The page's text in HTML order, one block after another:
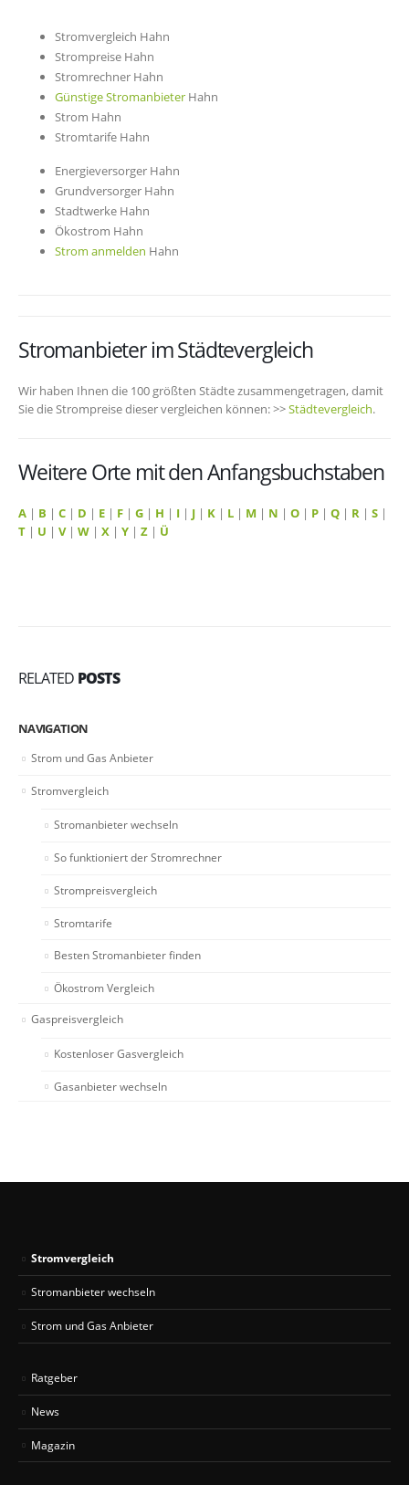
Stromvergleich Hahn
Strompreise Hahn
Stromrechner Hahn
Günstige Stromanbieter Hahn
Strom Hahn
Stromtarife Hahn
Energieversorger Hahn
Grundversorger Hahn
Stadtwerke Hahn
Ökostrom Hahn
Strom anmelden Hahn
Stromanbieter im Städtevergleich
Wir haben Ihnen die 100 größten Städte zusammengetragen, damit
Sie die Strompreise dieser vergleichen können: >>Städtevergleich.
Weitere Orte mit den Anfangsbuchstaben
A | B | C | D | E | F | G | H | I | J | K | L | M | N | O | P | Q | R | S |
T | U | V| W | X | Y | Z | Ü
RELATED POSTS
NAVIGATION
Strom und Gas Anbieter
Stromvergleich
Stromanbieter wechseln
So funktioniert der Stromrechner
Strompreisvergleich
Stromtarife
Besten Stromanbieter finden
Ökostrom Vergleich
Gaspreisvergleich
Kostenloser Gasvergleich
Gasanbieter wechseln
Stromvergleich
Stromanbieter wechseln
Strom und Gas Anbieter
Ratgeber
News
Magazin